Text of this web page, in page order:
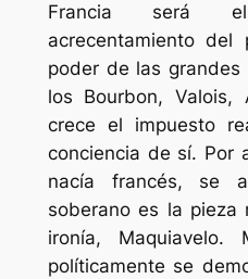
Francia será
acrecentamiento
poder de las
los Bourbon, Valois,
crece el impuesto
conciencia de sí. Por
nacía francés, se
soberano es la pieza
ironía, Maquiavelo.
políticamente se